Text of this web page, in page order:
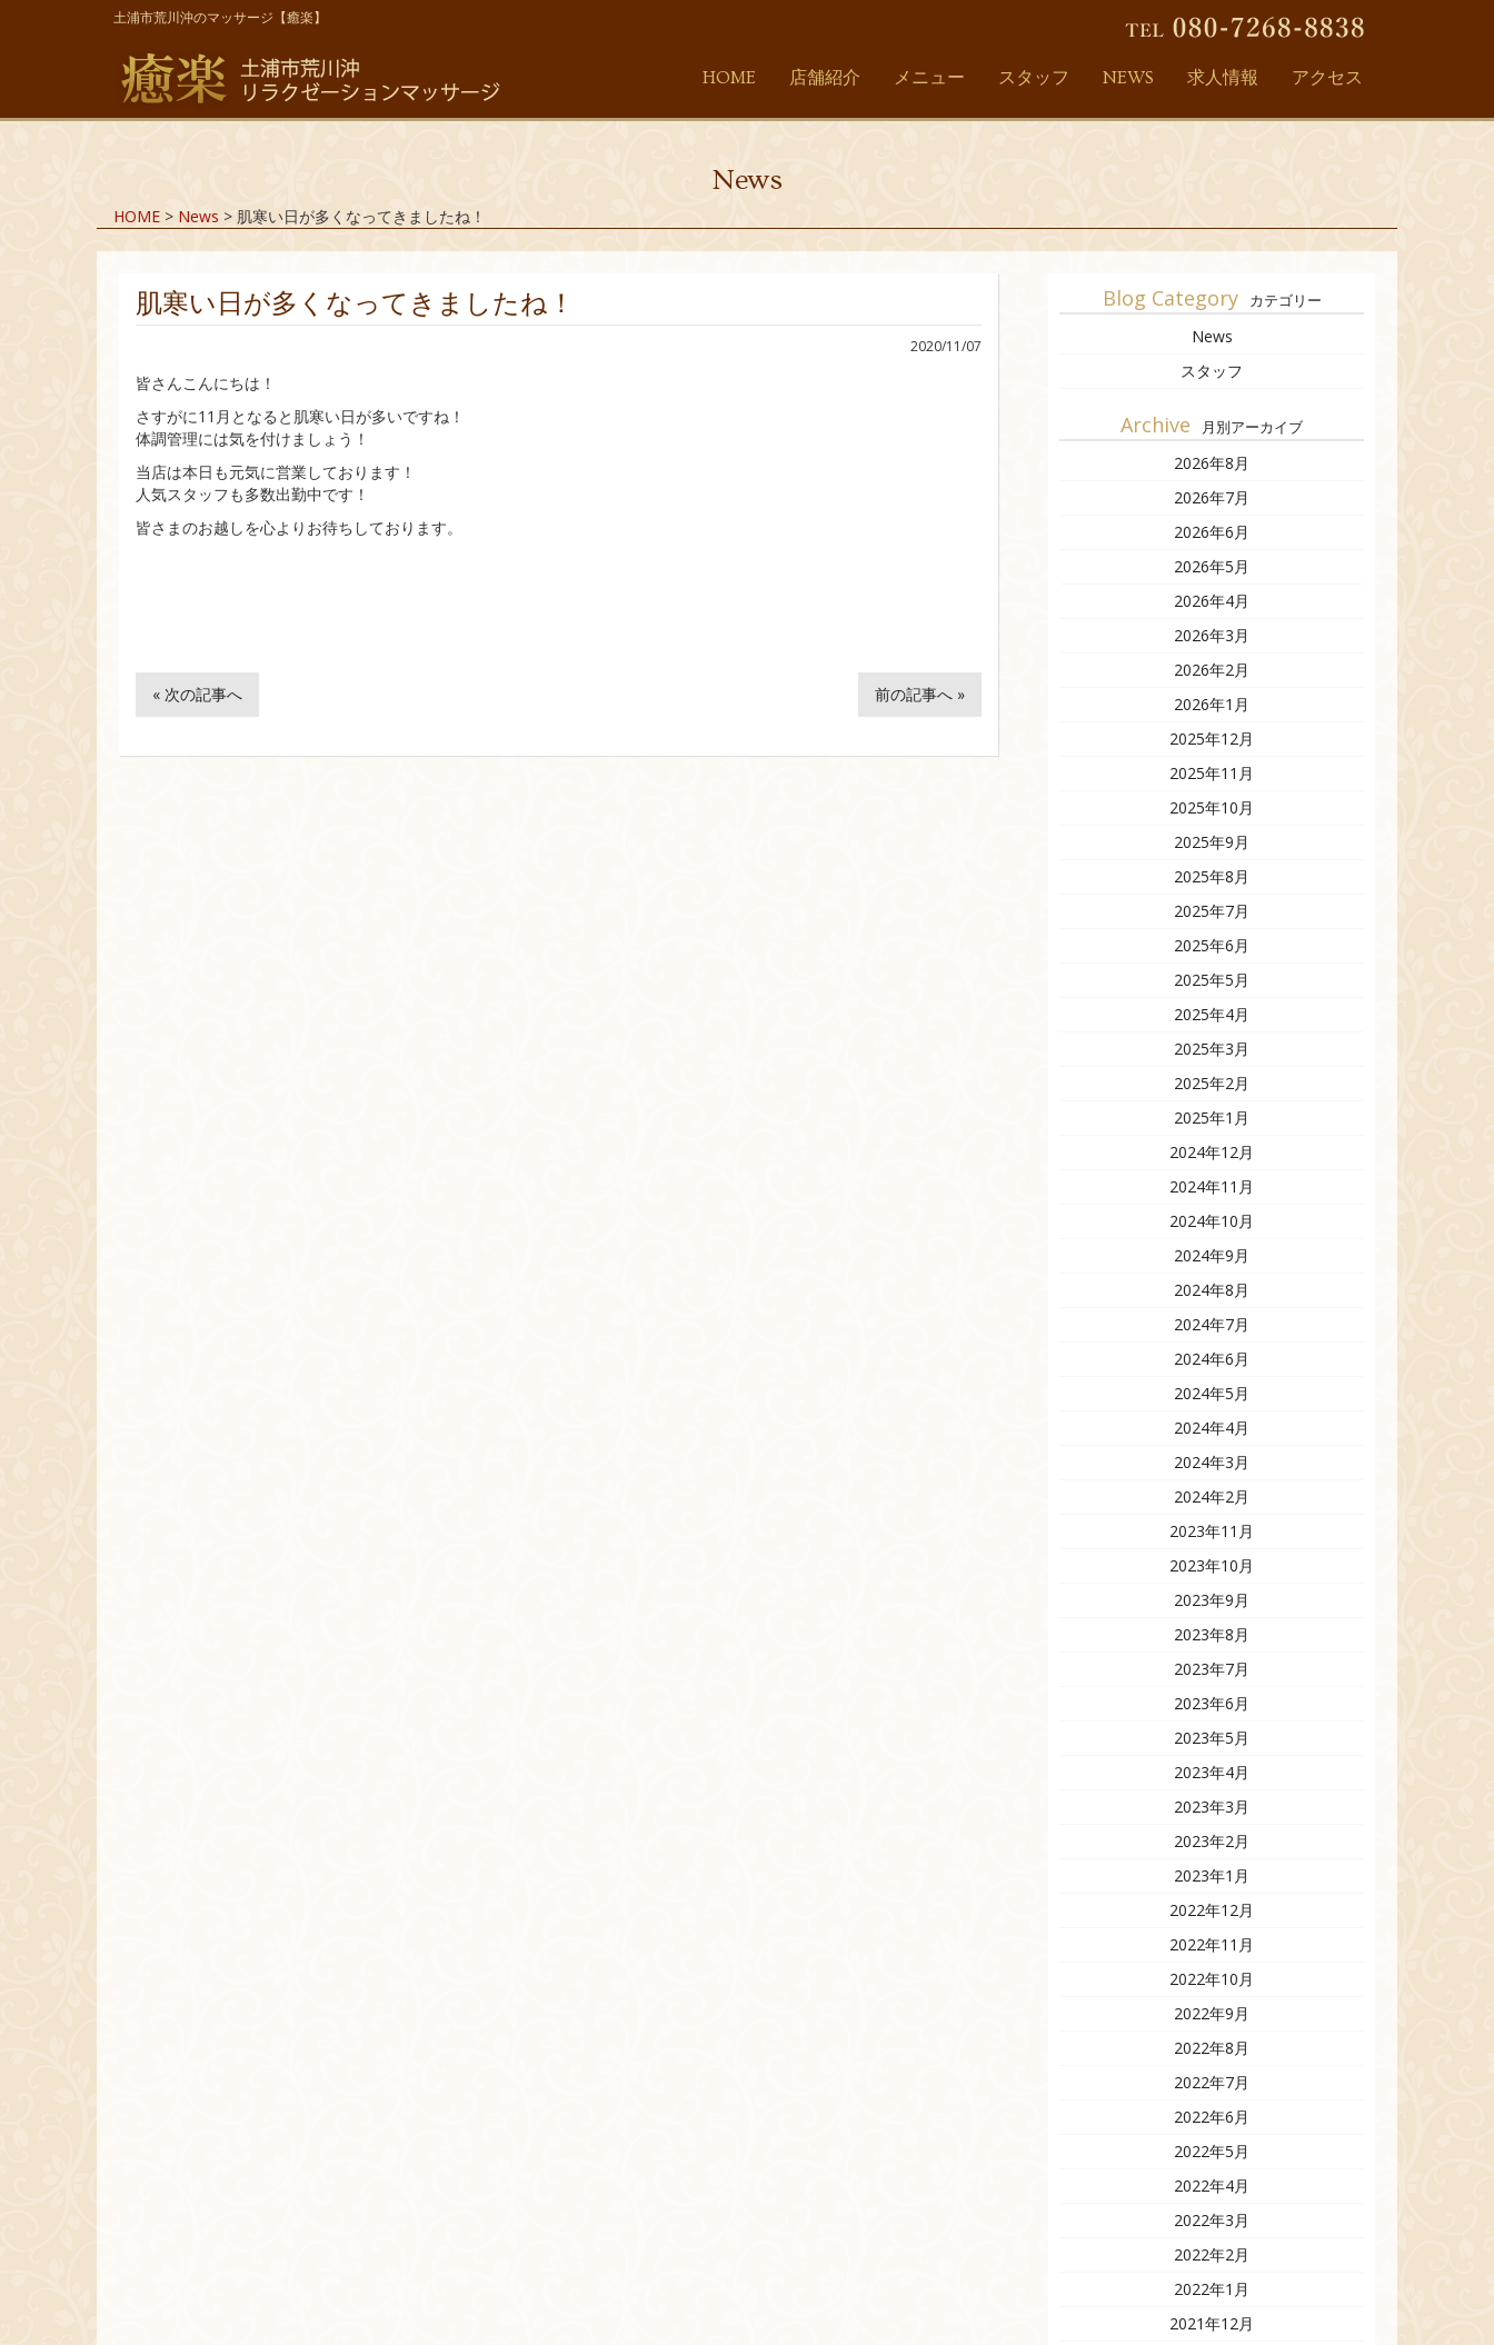
土浦市荒川沖のマッサージ【癒楽】
HOME 店舗紹介 メニュー スタッフ NEWS 求人情報 アクセス
News
HOME > News > 肌寒い日が多くなってきましたね！
肌寒い日が多くなってきましたね！
2020/11/07
皆さんこんにちは！
さすがに11月となると肌寒い日が多いですね！
体調管理には気を付けましょう！
当店は本日も元気に営業しております！
人気スタッフも多数出勤中です！
皆さまのお越しを心よりお待ちしております。
« 次の記事へ 前の記事へ »
Blog Category カテゴリー
News
スタッフ
Archive 月別アーカイブ
2026年8月
2026年7月
2026年6月
2026年5月
2026年4月
2026年3月
2026年2月
2026年1月
2025年12月
2025年11月
2025年10月
2025年9月
2025年8月
2025年7月
2025年6月
2025年5月
2025年4月
2025年3月
2025年2月
2025年1月
2024年12月
2024年11月
2024年10月
2024年9月
2024年8月
2024年7月
2024年6月
2024年5月
2024年4月
2024年3月
2024年2月
2023年11月
2023年10月
2023年9月
2023年8月
2023年7月
2023年6月
2023年5月
2023年4月
2023年3月
2023年2月
2023年1月
2022年12月
2022年11月
2022年10月
2022年9月
2022年8月
2022年7月
2022年6月
2022年5月
2022年4月
2022年3月
2022年2月
2022年1月
2021年12月